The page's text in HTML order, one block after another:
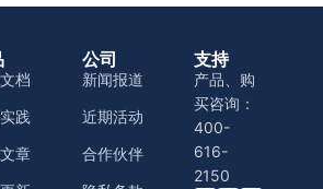
档
践
章
公司
新闻报道
近期活动
合作伙伴
支持
产品、购
买咨询：
400-
616-
2150